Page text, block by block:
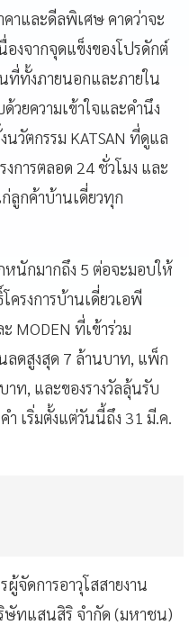
าและดีลพิเศษ คาดว่าจะ
งจากจุดแข็งของโปรดักต์
ที่ทั้งภายนอกและภายใน
ยความเข้าใจและคำนึง
วัตกรรม KATSAN ที่ดูแล
การตลอด 24 ชั่วโมง และ
ลูกค้าบ้านเดี่ยวทุก
นักมากถึง 5 ต่อจะมอบให้
รงการบ้านเดี่ยวเอพี
MODEN ที่เข้าร่วม
ดสูงสุด 7 ล้านบาท, แพ็ก
าท, และของรางวัลลุ้นรับ
เริ่มตั้งแต่วันนี้ถึง 31 มี.ค.
ผู้จัดการอาวุโสสายงาน
ษัทแสนสิริ จำกัด (มหาชน)